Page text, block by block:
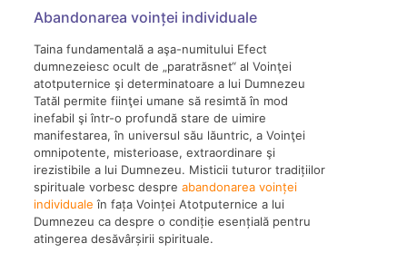
Abandonarea voinței individuale
Taina fundamentală a aşa-numitului Efect
dumnezeiesc ocult de „paratrăsnet“ al Voinţei
atotputernice şi determinatoare a lui Dumnezeu
Tatăl permite fiinţei umane să resimtă în mod
inefabil şi într-o profundă stare de uimire
manifestarea, în universul său lăuntric, a Voinţei
omnipotente, misterioase, extraordinare şi
irezistibile a lui Dumnezeu. Misticii tuturor tradițiilor
spirituale vorbesc despre abandonarea voinței
individuale în fața Voinței Atotputernice a lui
Dumnezeu ca despre o condiție esențială pentru
atingerea desăvârșirii spirituale.